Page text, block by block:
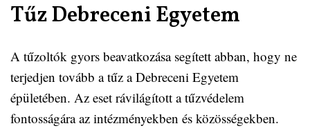
Tűz Debreceni Egyetem
A tűzoltók gyors beavatkozása segített abban, hogy ne
terjedjen tovább a tűz a Debreceni Egyetem
épületében. Az eset rávilágított a tűzvédelem
fontosságára az intézményekben és közösségekben.